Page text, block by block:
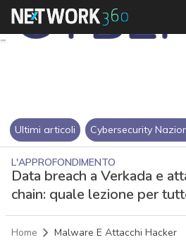
Ultimi articoli Cybersecurity
L'APPROFONDIMENTO
Data breach a Verkada e
chain: quale lezione per
Home Malware E Attacchi Hacker